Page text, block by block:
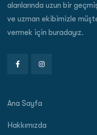
alanlarında uzun bir
ve uzman ekibimizle
vermek için buradayız.
Ana Sayfa
Hakkımızda